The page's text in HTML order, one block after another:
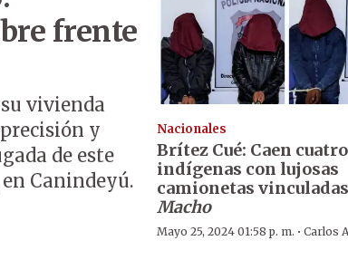
frente
vivienda
y
de este
Canindeyú.
Nacionales
Brítez Cué: Caen
indígenas con lujosas
camionetas
Macho
Mayo 25, 2024 01:58 p. m. · Carlos